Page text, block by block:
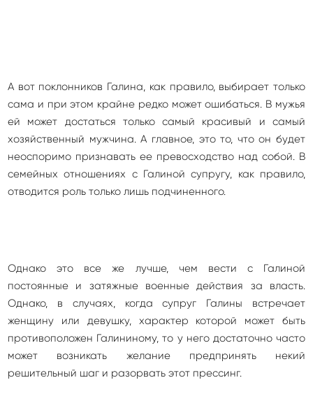
А вот поклонников Галина, как правило, выбирает только
сама и при этом крайне редко может ошибаться. В мужья
ей может достаться только самый красивый и самый
хозяйственный мужчина. А главное, это то, что он будет
неоспоримо признавать ее превосходство над собой. В
семейных отношениях с Галиной супругу, как правило,
отводится роль только лишь подчиненного.
Однако это все же лучше, чем вести с Галиной
постоянные и затяжные военные действия за власть.
Однако, в случаях, когда супруг Галины встречает
женщину или девушку, характер которой может быть
противоположен Галининому, то у него достаточно часто
может возникать желание предпринять некий
решительный шаг и разорвать этот прессинг.